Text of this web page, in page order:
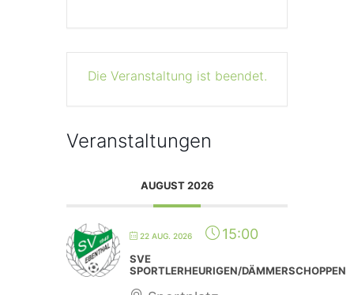
Die Veranstaltung ist beendet.
Veranstaltungen
AUGUST 2026
22 AUG. 2026 15:00
SVE
SPORTLERHEURIGEN/DÄMMERSCHOPPEN